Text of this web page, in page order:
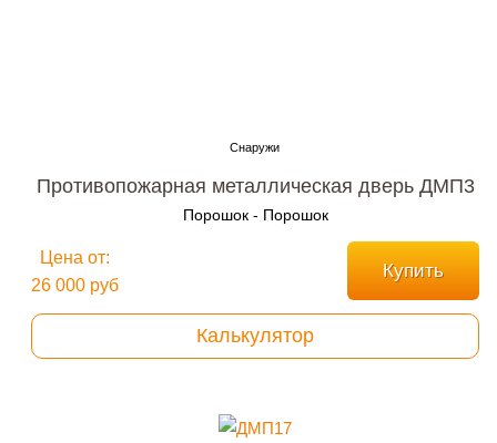
Противопожарная металлическая дверь ДМП3
Порошок - Порошок
Цена от:
26 000 руб
Купить
Калькулятор